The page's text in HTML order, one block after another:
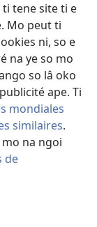
tene site ti e
Mo peut ti
ni, so e
na ye so mo
so lâ oko
ape. Ti
mondiales
similaires.
na ngoi
deof Pennsylvania.